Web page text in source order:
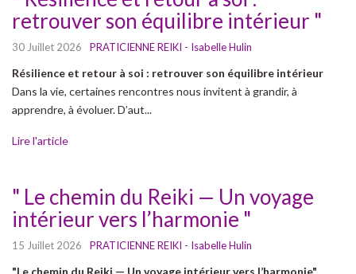
retrouver son équilibre intérieur "
30 Juillet 2026 PRATICIENNE REIKI - Isabelle Hulin
Résilience et retour à soi : retrouver son équilibre intérieur
Dans la vie, certaines rencontres nous invitent à grandir, à
apprendre, à évoluer. D’aut...
Lire l'article
" Le chemin du Reiki — Un voyage
intérieur vers l’harmonie "
15 Juillet 2026 PRATICIENNE REIKI - Isabelle Hulin
"Le chemin du Reiki — Un voyage intérieur vers l’harmonie"